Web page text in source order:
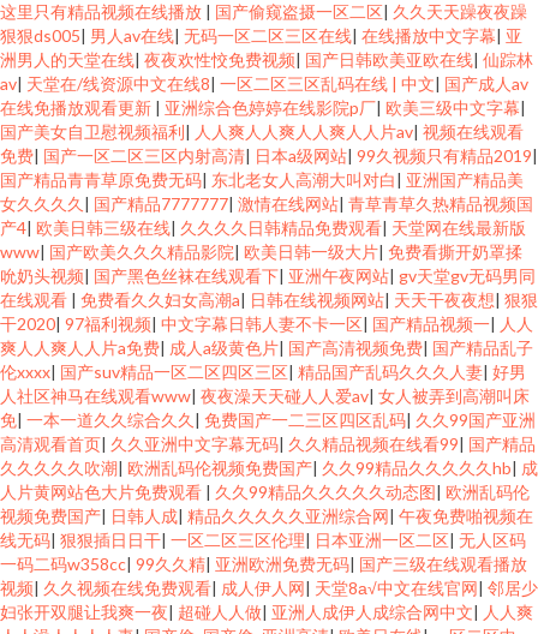
这里只有精品视频在线播放 | 国产偷窥盗摄一区二区| 久久天天躁夜夜躁
狠狠ds005| 男人av在线| 无码一区二区三区在线| 在线播放中文字幕| 亚
洲男人的天堂在线| 夜夜欢性恔免费视频| 国产日韩欧美亚欧在线| 仙踪林
av| 天堂在/线资源中文在线8| 一区二区三区乱码在线 | 中文| 国产成人av
在线免播放观看更新 | 亚洲综合色婷婷在线影院p厂| 欧美三级中文字幕|
国产美女自卫慰视频福利| 人人爽人人爽人人爽人人片av| 视频在线观看
免费| 国产一区二区三区内射高清| 日本a级网站| 99久视频只有精品2019|
国产精品青青草原免费无码| 东北老女人高潮大叫对白| 亚洲国产精品美
女久久久久 | 国产精品7777777| 激情在线网站| 青草青草久热精品视频国
产4| 欧美日韩三级在线| 久久久久日韩精品免费观看| 天堂网在线最新版
www| 国产欧美久久久精品影院| 欧美日韩一级大片| 免费看撕开奶罩揉
吮奶头视频| 国产黑色丝袜在线观看下| 亚洲午夜网站| gv天堂gv无码男同
在线观看 | 免费看久久妇女高潮a| 日韩在线视频网站| 天天干夜夜想| 狠狠
干2020| 97福利视频| 中文字幕日韩人妻不卡一区| 国产精品视频一| 人人
爽人人爽人人片a免费| 成人a级黄色片| 国产高清视频免费| 国产精品乱子
伦xxxx| 国产suv精品一区二区四区三区| 精品国产乱码久久久人妻| 好男
人社区神马在线观看www| 夜夜澡天天碰人人爱av| 女人被弄到高潮叫床
免| 一本一道久久综合久久 | 免费国产一二三区四区乱码| 久久99国产亚洲
高清观看首页| 久久亚洲中文字幕无码| 久久精品视频在线看99| 国产精品
久久久久久吹潮| 欧洲乱码伦视频免费国产| 久久99精品久久久久久hb| 成
人片黄网站色大片免费观看 | 久久99精品久久久久久动态图| 欧洲乱码伦
视频免费国产| 日韩人成| 精品久久久久久亚洲综合网| 午夜免费啪视频在
线无码| 狠狠插日日干| 一区二区三区伦理| 日本亚洲一区二区| 无人区码
一码二码w358cc| 99久久精| 亚洲欧洲免费无码| 国产三级在线观看播放
视频| 久久视频在线免费观看| 成人伊人网| 天堂8а√中文在线官网| 邻居少
妇张开双腿让我爽一夜| 超碰人人做| 亚洲人成伊人成综合网中文| 人人爽